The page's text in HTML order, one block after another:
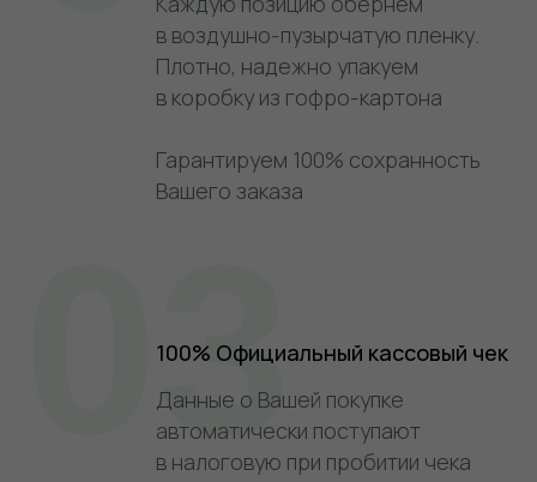
в воздушно-пузырчатую пленку.
Плотно, надежно упакуем
в коробку из гофро-картона
Гарантируем 100% сохранность
Вашего заказа
100% Официальный кассовый чек
Данные о Вашей покупке
автоматически поступают
в налоговую при пробитии чека
03